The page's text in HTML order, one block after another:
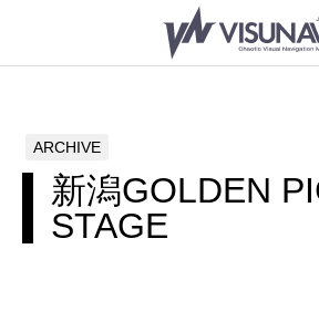
新潟GOLDEN
STAGE
ARCHIVE